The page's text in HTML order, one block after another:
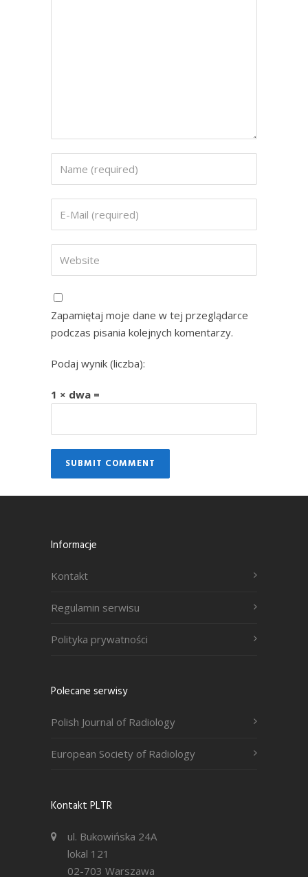
Zapamiętaj moje dane w tej przeglądarce
podczas pisania kolejnych komentarzy.
Podaj wynik (liczba):
1 × dwa =
Informacje
Kontakt
Regulamin serwisu
Polityka prywatności
Polecane serwisy
Polish Journal of Radiology
European Society of Radiology
Kontakt PLTR
ul. Bukowińska 24A
lokal 121
02-703 Warszawa